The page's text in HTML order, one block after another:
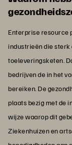
Enterprise resource
industrieën die
toeleveringsketen.
bedrijven de in het
bereiken. De
plaats bezig met de
wijze waarop dit
Ziekenhuizen en